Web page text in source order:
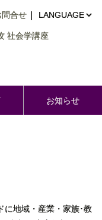
問合せ |
社会学講座
お知らせ
に地域・産業・家族･教